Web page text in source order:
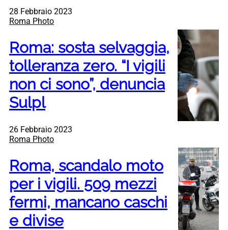
28 Febbraio 2023
Roma Photo
Roma: sosta selvaggia,
tolleranza zero. “I vigili
non ci sono”, denuncia
Sulpl
26 Febbraio 2023
Roma Photo
Roma, scandalo moto
per i vigili. 509 mezzi
fermi, mancano caschi
e divise